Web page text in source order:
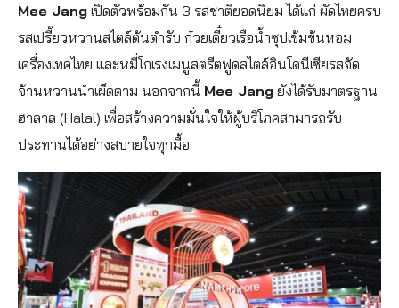
Mee Jang เปิดตัวพร้อมกัน 3 รสชาติยอดนิยม ได้แก่ ผัดไทยครบ
รสเปรี้ยวหวานสไตล์ต้นตำรับ ก๋วยเตี๋ยวเรือน้ำซุปเข้มข้นหอม
เครื่องเทศไทย และหมี่โกเรงเมนูสตรีตฟูดสไตล์อินโดนีเซียรสจัด
จ้านหวานนำเผ็ดตาม นอกจากนี้ Mee Jang ยังได้รับมาตรฐาน
ฮาลาล (Halal) เพื่อสร้างความมั่นใจให้ผู้บริโภคสามารถรับ
ประทานได้อย่างสบายใจทุกมื้อ